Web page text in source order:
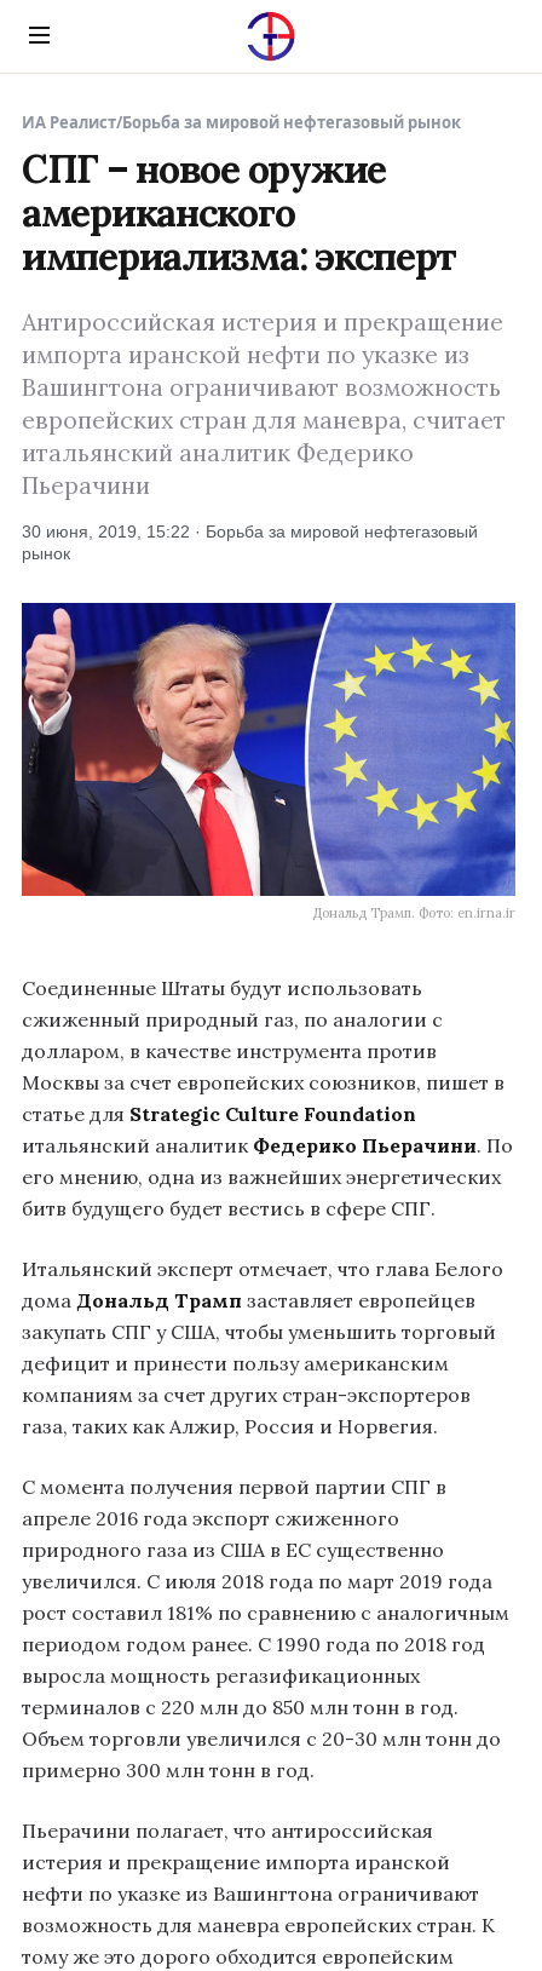
Menu
ИА Реалист/Борьба за мировой нефтегазовый рынок
CПГ – новое оружие
американского
империализма: эксперт
Антироссийская истерия и прекращение
импорта иранской нефти по указке из
Вашингтона ограничивают возможность
европейских стран для маневра, считает
итальянский аналитик Федерико
Пьерачини
30 июня, 2019, 15:22 · Борьба за мировой нефтегазовый
рынок
Дональд Трамп. Фото: en.irna.ir
Соединенные Штаты будут использовать
сжиженный природный газ, по аналогии с
долларом, в качестве инструмента против
Москвы за счет европейских союзников, пишет в
статье для Strategic Culture Foundation
итальянский аналитик Федерико Пьерачини. По
его мнению, одна из важнейших энергетических
битв будущего будет вестись в сфере СПГ.
Итальянский эксперт отмечает, что глава Белого
дома Дональд Трамп заставляет европейцев
закупать СПГ у США, чтобы уменьшить торговый
дефицит и принести пользу американским
компаниям за счет других стран-экспортеров
газа, таких как Алжир, Россия и Норвегия.
С момента получения первой партии СПГ в
апреле 2016 года экспорт сжиженного
природного газа из США в ЕС существенно
увеличился. С июля 2018 года по март 2019 года
рост составил 181% по сравнению с аналогичным
периодом годом ранее. С 1990 года по 2018 год
выросла мощность регазификационных
терминалов с 220 млн до 850 млн тонн в год.
Объем торговли увеличился с 20-30 млн тонн до
примерно 300 млн тонн в год.
Пьерачини полагает, что антироссийская
истерия и прекращение импорта иранской
нефти по указке из Вашингтона ограничивают
возможность для маневра европейских стран. К
тому же это дорого обходится европейским